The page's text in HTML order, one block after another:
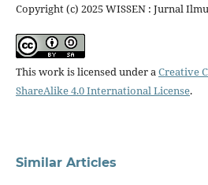
Copyright (c) 2025 WISSEN : Jurnal
This work is licensed under aCreative
ShareAlike 4.0 International License.
Similar Articles